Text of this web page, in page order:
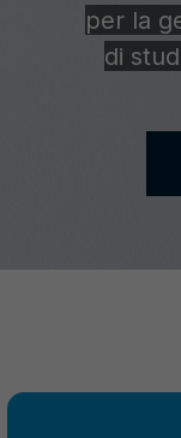
per la
di